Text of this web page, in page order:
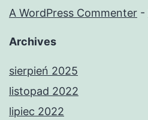
A WordPress Commenter -
Archives
sierpień 2025
listopad 2022
lipiec 2022